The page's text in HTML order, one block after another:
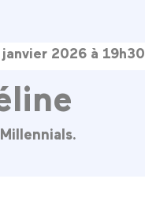
2026 à 19h30